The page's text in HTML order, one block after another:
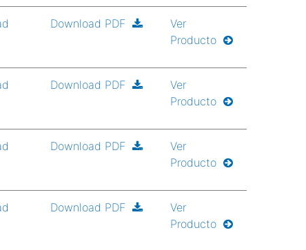
Download PDF
Ver
Producto
Download PDF
Ver
Producto
Download PDF
Ver
Producto
Download PDF
Ver
Producto